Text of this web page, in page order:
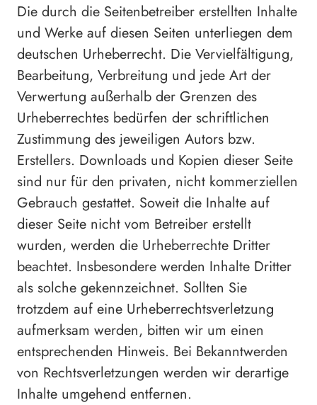
Die durch die Seitenbetreiber erstellten Inhalte
und Werke auf diesen Seiten unterliegen dem
deutschen Urheberrecht. Die Vervielfältigung,
Bearbeitung, Verbreitung und jede Art der
Verwertung außerhalb der Grenzen des
Urheberrechtes bedürfen der schriftlichen
Zustimmung des jeweiligen Autors bzw.
Erstellers. Downloads und Kopien dieser Seite
sind nur für den privaten, nicht kommerziellen
Gebrauch gestattet. Soweit die Inhalte auf
dieser Seite nicht vom Betreiber erstellt
wurden, werden die Urheberrechte Dritter
beachtet. Insbesondere werden Inhalte Dritter
als solche gekennzeichnet. Sollten Sie
trotzdem auf eine Urheberrechtsverletzung
aufmerksam werden, bitten wir um einen
entsprechenden Hinweis. Bei Bekanntwerden
von Rechtsverletzungen werden wir derartige
Inhalte umgehend entfernen.